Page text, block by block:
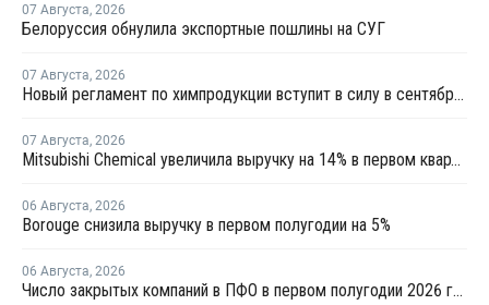
07 Августа, 2026
Белоруссия обнулила экспортные пошлины на СУГ
07 Августа, 2026
Новый регламент по химпродукции вступит в силу в сентябре 2027 года
07 Августа, 2026
Mitsubishi Chemical увеличила выручку на 14% в первом квартале японского финансового года
06 Августа, 2026
Borouge снизила выручку в первом полугодии на 5%
06 Августа, 2026
Число закрытых компаний в ПФО в первом полугодии 2026 года вдвое превысило число новых